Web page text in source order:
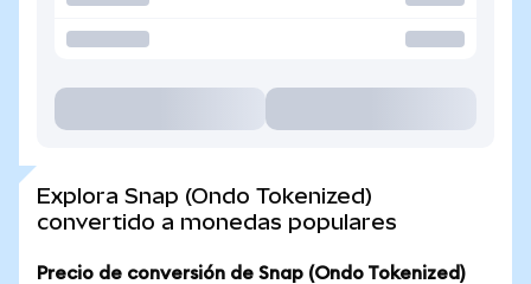
Explora Snap (Ondo Tokenized)
convertido a monedas populares
Precio de conversión de Snap (Ondo Tokenized)